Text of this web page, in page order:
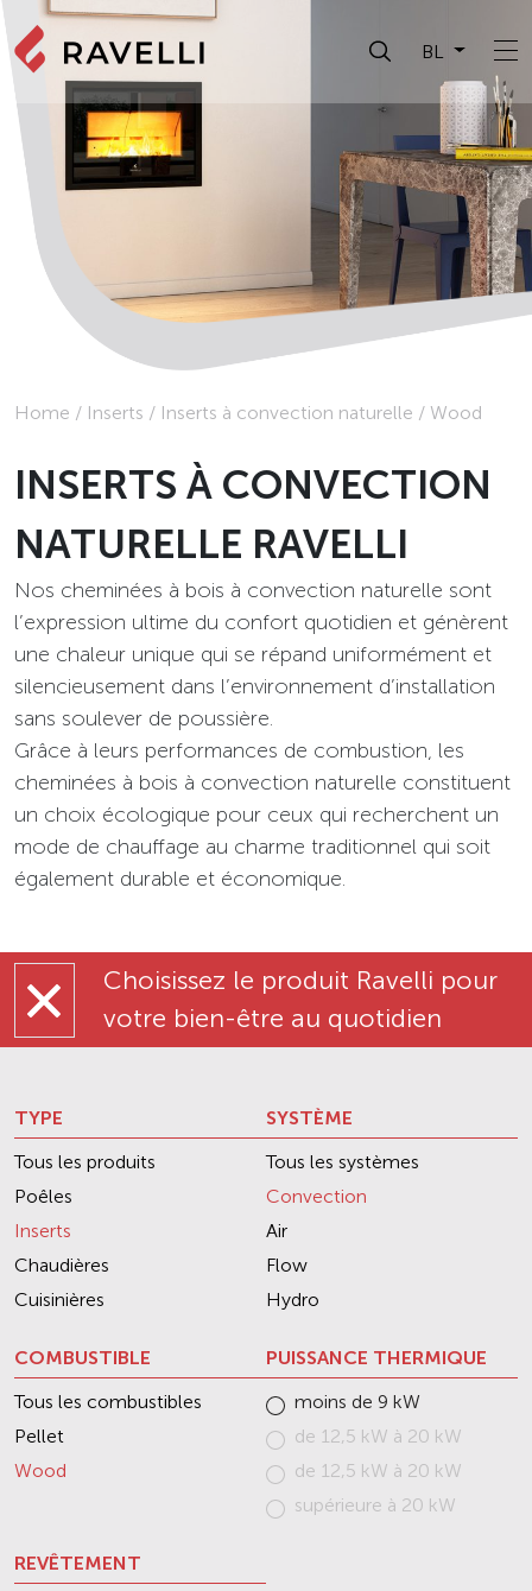
BL
Home / Inserts / Inserts à convection naturelle / Wood
INSERTS À CONVECTION
NATURELLE RAVELLI
Nos cheminées à bois à convection naturelle sont
l’expression ultime du confort quotidien et génèrent
une chaleur unique qui se répand uniformément et
silencieusement dans l’environnement d’installation
sans soulever de poussière.
Grâce à leurs performances de combustion, les
cheminées à bois à convection naturelle constituent
un choix écologique pour ceux qui recherchent un
mode de chauffage au charme traditionnel qui soit
également durable et économique.
Choisissez le produit Ravelli pour
votre bien-être au quotidien
TYPE
Tous les produits
Poêles
Inserts
Chaudières
Cuisinières
SYSTÈME
Tous les systèmes
Convection
Air
Flow
Hydro
COMBUSTIBLE
Tous les combustibles
Pellet
Wood
PUISSANCE THERMIQUE
moins de 9 kW
de 12,5 kW à 20 kW
de 12,5 kW à 20 kW
supérieure à 20 kW
REVÊTEMENT